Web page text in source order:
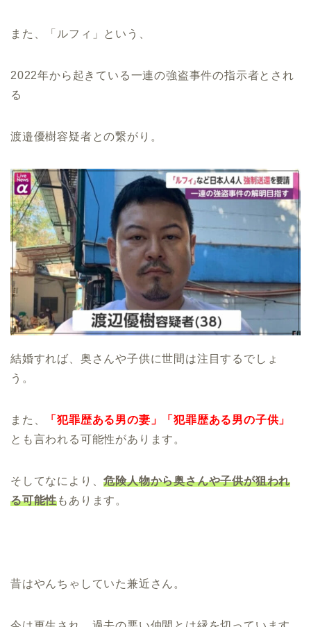
また、「ルフィ」という、
2022年から起きている一連の強盗事件の指示者とされ
る
渡邉優樹容疑者との繋がり。
結婚すれば、奥さんや子供に世間は注目するでしょ
う。
また、
「犯罪歴ある男の妻」「犯罪歴ある男の子供」
とも言われる可能性があります。
そしてなにより、危険人物から奥さんや子供が狙われ
る可能性もあります。
昔はやんちゃしていた兼近さん。